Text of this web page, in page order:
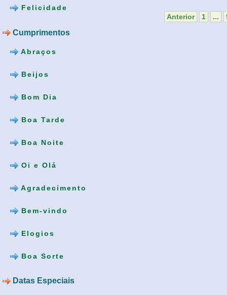
Felicidade
Cumprimentos
Abraços
Beijos
Bom Dia
Boa Tarde
Boa Noite
Oi e Olá
Agradecimento
Bem-vindo
Elogios
Boa Sorte
Datas Especiais
Anterior 1 ...